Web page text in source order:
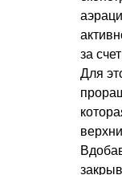
за
Для